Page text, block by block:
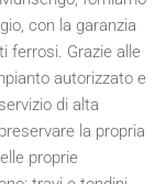
con la garanzia
ferrosi. Grazie alle
autorizzato e
di alta
la propria
proprie